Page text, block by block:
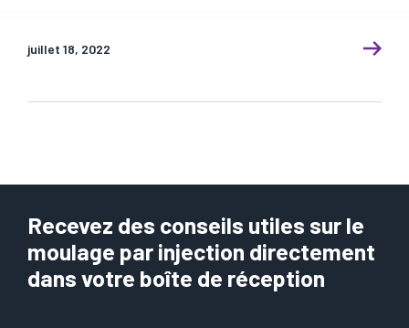
juillet 18, 2022
Recevez des conseils utiles sur le
moulage par injection directement
dans votre boîte de réception